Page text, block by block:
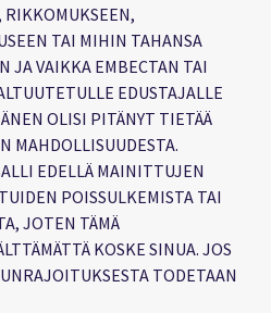
TAI MIHIN TAHANSA
JA VAIKKA EMBECTAN TAI
EDUSTAJALLE
OLISI PITÄNYT TIETÄÄ
MAHDOLLISUUDESTA.
EDELLÄ MAINITTUJEN
POISSULKEMISTA TAI
JOTEN TÄMÄ
KOSKE SINUA. JOS
TODETAAN